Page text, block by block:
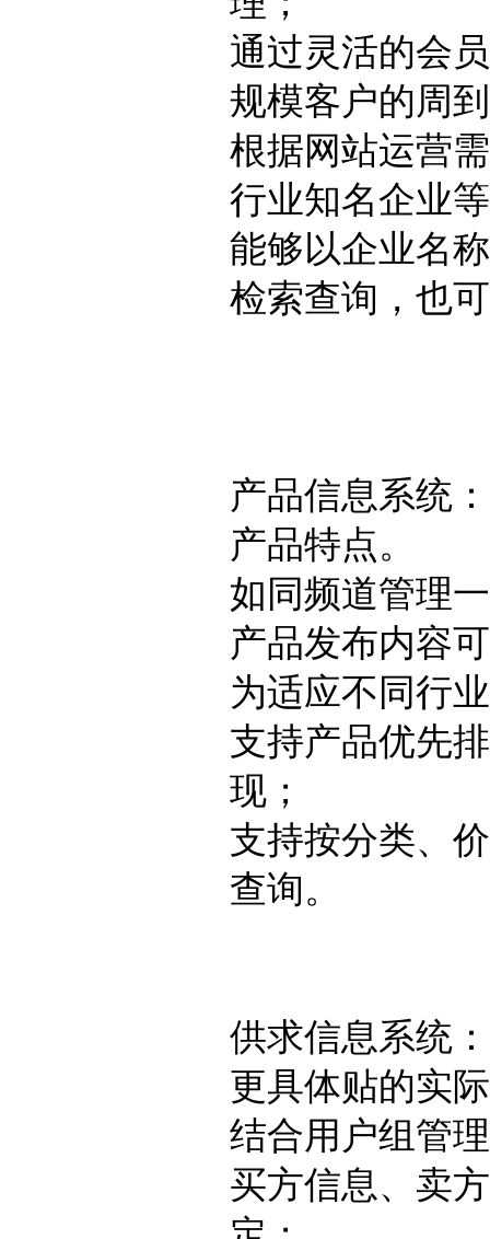
通过灵活的会
规模客户的周
根据网站运营
行业知名企业
能够以企业名
检索查询，也
产品信息系统
产品特点。
如同频道管理
产品发布内容
为适应不同行
支持产品优先
现；
支持按分类、
查询。
供求信息系统
更具体贴的实
结合用户组管
买方信息、卖